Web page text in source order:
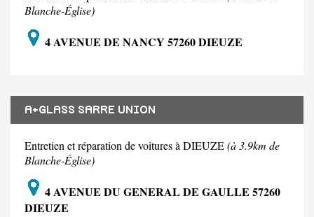
Blanche-Église)
4 AVENUE DE NANCY 57260 DIEUZE
A+GLASS SARRE UNION
Entretien et réparation de voitures à DIEUZE(à 3.9km de
Blanche-Église)
4 AVENUE DU GENERAL DE GAULLE 57260
DIEUZE